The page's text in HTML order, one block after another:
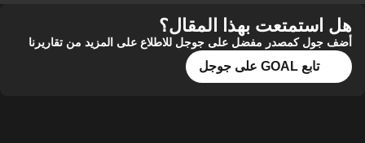
هل استمتعت بهذا المقال؟
أضف جول كمصدر مفضل على جوجل للاطلاع على المزيد من تقاريرنا
تابع GOAL على جوجل